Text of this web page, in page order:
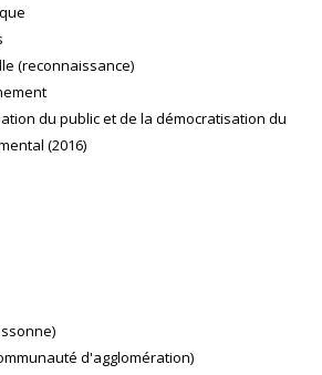
(reconnaissance)
du public et de la démocratisation du
(2016)
d'agglomération)